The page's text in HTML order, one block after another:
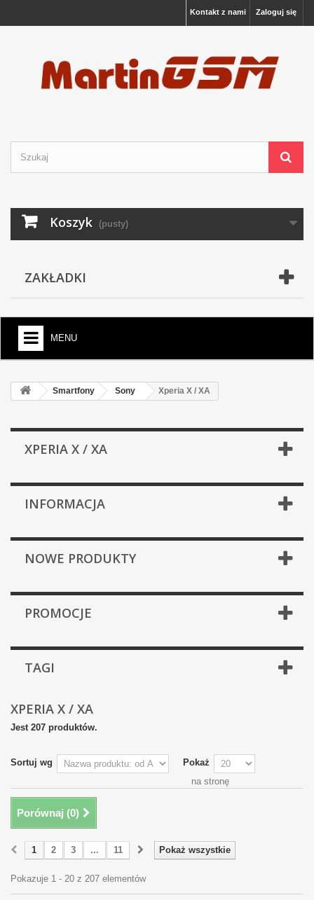
Zaloguj się
Kontakt z nami
Koszyk (pusty)
ZAKŁADKI
MENU
Smartfony Sony Xperia X / XA
XPERIA X / XA
INFORMACJA
NOWE PRODUKTY
PROMOCJE
TAGI
XPERIA X / XA
Jest 207 produktów.
Sortuj wg
Pokaż
na stronę
Porównaj (0)
Pokaż wszystkie
1 2 3 ... 11
Pokazuje 1 - 20 z 207 elementów